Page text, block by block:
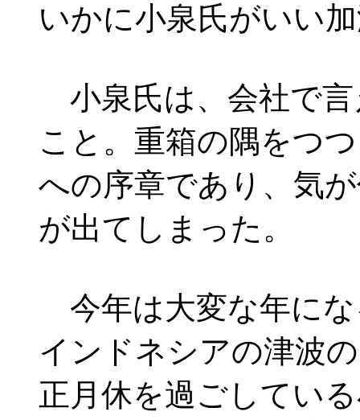
いかに小泉氏がいい
小泉氏は、会社で言
こと。重箱の隅をつ
への序章であり、気
が出てしまった。
今年は大変な年にな
インドネシアの津波
正月休を過ごしてい